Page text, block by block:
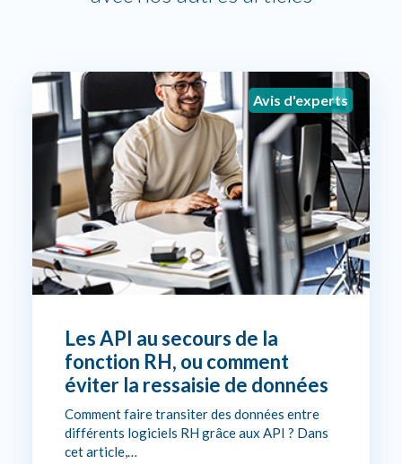
Avis d'experts
Les API au secours de la
fonction RH, ou comment
éviter la ressaisie de données
Comment faire transiter des données entre
différents logiciels RH grâce aux API ? Dans
cet article,…